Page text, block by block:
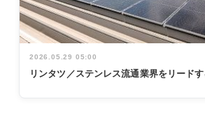
2026.05.29 05:00
リンタツ／ステンレス流通業界をリードす